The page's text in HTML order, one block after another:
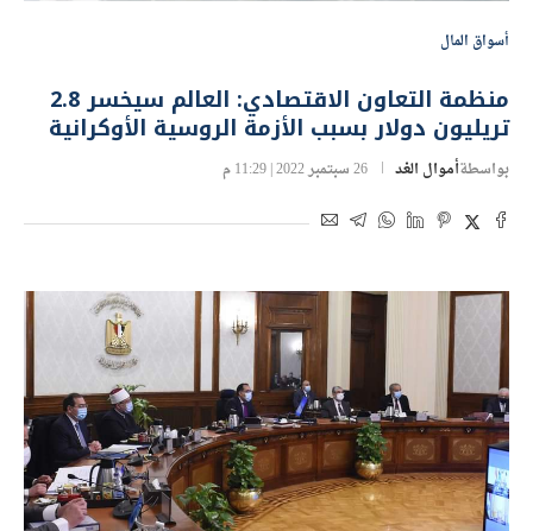
أسواق المال
منظمة التعاون الاقتصادي: العالم سيخسر 2.8
تريليون دولار بسبب الأزمة الروسية الأوكرانية
بواسطةأموال الغد 26 سبتمبر 2022 | 11:29 م